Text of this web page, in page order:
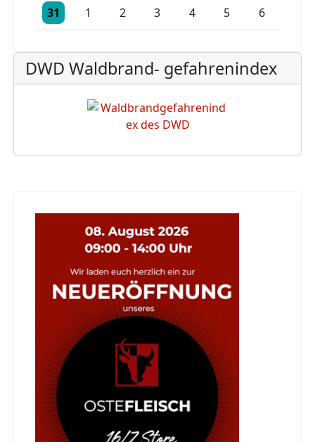
31
Einzelne Veranstaltung
1 2 3
Einzelne Veranstaltung
4
Einzelne Veranstaltung
5 6
DWD Waldbrand- gefahrenindex